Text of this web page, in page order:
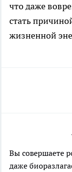
что даже
стать
жизненной
Вы совершаете
даже